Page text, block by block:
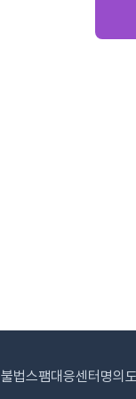
불법스팸대응센터 명의